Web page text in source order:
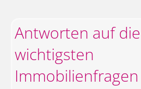
Antworten auf die
wichtigsten
Immobilienfragen